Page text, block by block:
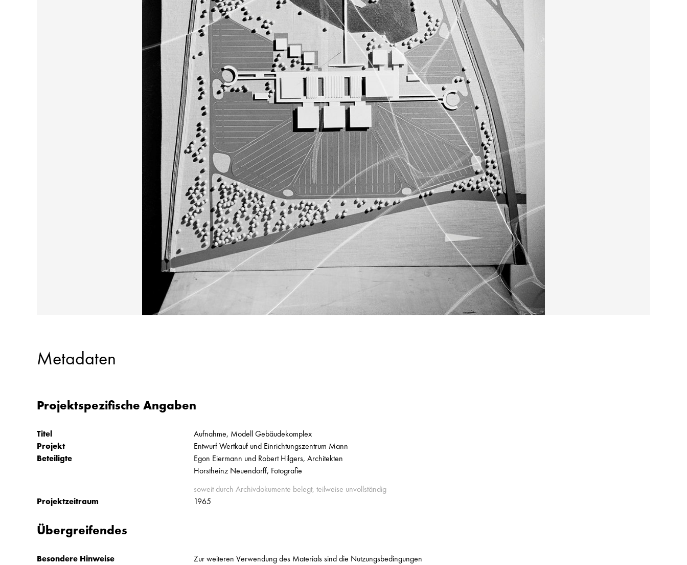
Metadaten
Projektspezifische Angaben
Titel
Aufnahme, Modell Gebäudekomplex
Projekt
Entwurf Wertkauf und Einrichtungszentrum Mann
Beteiligte
Egon Eiermann und Robert Hilgers, Architekten
Horstheinz Neuendorff, Fotografie
soweit durch Archivdokumente belegt, teilweise unvollständig
Projektzeitraum
1965
Übergreifendes
Besondere Hinweise
Zur weiteren Verwendung des Materials sind die Nutzungsbedingungen